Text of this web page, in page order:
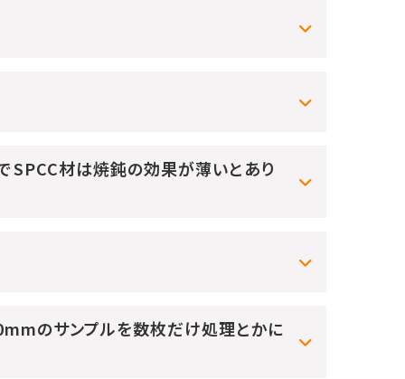
SPCC材は焼鈍の効果が薄いとあり
のサンプルを数枚だけ処理とかに